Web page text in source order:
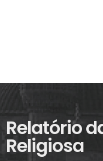
Relatório
Religiosa